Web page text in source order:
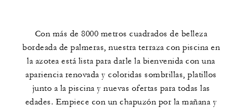
Con más de 8000 metros cuadrados de belleza
bordeada de palmeras, nuestra terraza con piscina en
la azotea está lista para darle la bienvenida con una
apariencia renovada y coloridas sombrillas, platillos
junto a la piscina y nuevas ofertas para todas las
edades. Empiece con un chapuzón por la mañana y